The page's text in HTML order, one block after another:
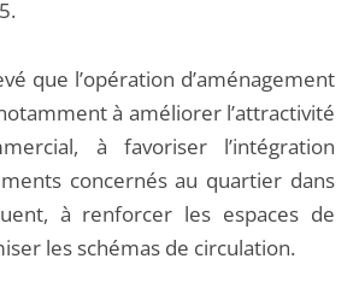
que l’opération d’aménagement
à améliorer l’attractivité
à favoriser l’intégration
concernés au quartier dans
à renforcer les espaces de
les schémas de circulation.